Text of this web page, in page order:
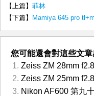
【上篇】 菲林
【下篇】
Mamiya 645 pro
您可能還會對這些文章
Zeiss ZM 28mm
Zeiss ZM 25mm
Nikon AF600 第九